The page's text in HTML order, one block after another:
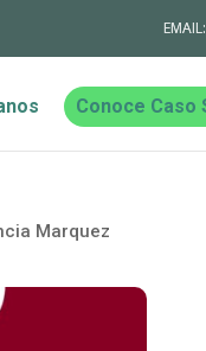
Conoce Caso
Marquez